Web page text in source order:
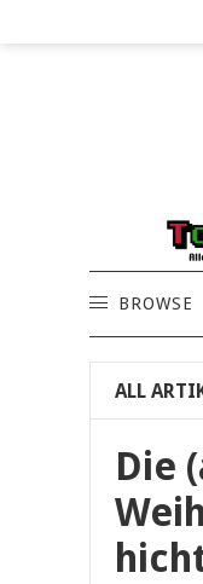
BROWSE
ALL
Die